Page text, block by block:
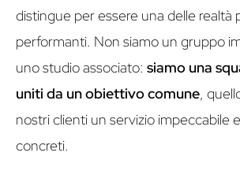
distingue per essere una delle realtà
performanti. Non siamo un gruppo
uno studio associato: siamo una
uniti da un obiettivo comune,
nostri clienti un servizio impeccabile
concreti.